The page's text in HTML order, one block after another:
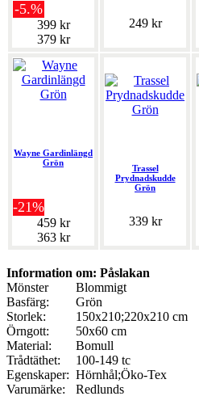
-5.%
399 kr
379 kr
249 kr
Wayne Gardinlängd
Grön
-21%
459 kr
363 kr
Trassel
Prydnadskudde
Grön
339 kr
Information om: Påslakan
Mönster
Blommigt
Basfärg:
Grön
Storlek:
150x210;220x210 cm
Örngott:
50x60 cm
Material:
Bomull
Trådtäthet:
100-149 tc
Egenskaper: Hörnhål;Öko-Tex
Varumärke:
Redlunds